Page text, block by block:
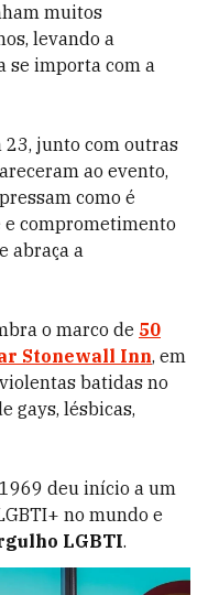
muitos
levando a
se importa com a
23, junto com outras
ao evento,
como é
comprometimento
abraça a
o marco de 50
Stonewall Inn, em
batidas no
gays, lésbicas,
deu início a um
no mundo e
LGBTI.